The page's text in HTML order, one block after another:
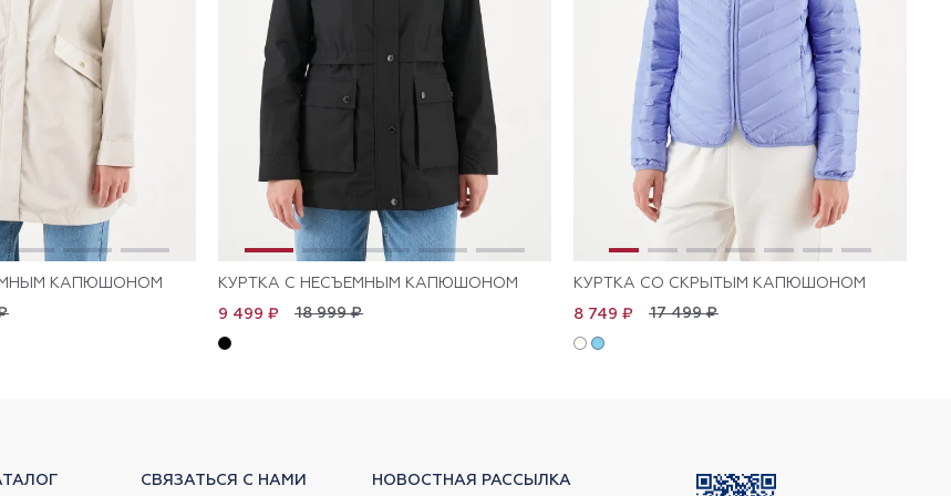
КАПЮШОНОМ
КУРТКА С НЕСЪЕМНЫМ КАПЮШОНОМ
18 999 ₽
9 499 ₽
КУРТКА СО СКРЫТЫМ КАПЮШОНОМ
17 499 ₽
8 749 ₽
СВЯЗАТЬСЯ С НАМИ НОВОСТНАЯ РАССЫЛКА